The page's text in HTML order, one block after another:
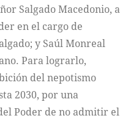
Salgado Macedonio, a
en el cargo de
y Saúl Monreal
Para lograrlo,
del nepotismo
2030, por una
Poder de no admitir el